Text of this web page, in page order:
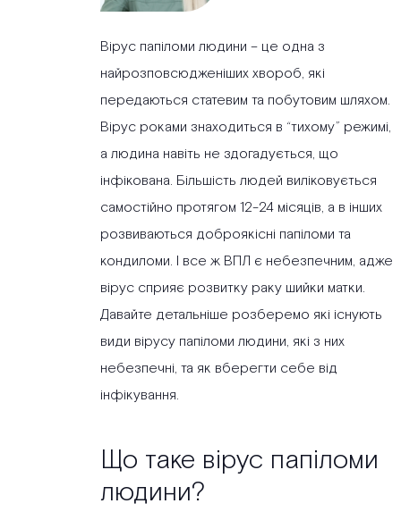
Вірус папіломи людини – це одна з
найрозповсюдженіших хвороб, які
передаються статевим та побутовим шляхом.
Вірус роками знаходиться в “тихому” режимі,
а людина навіть не здогадується, що
інфікована. Більшість людей виліковується
самостійно протягом 12-24 місяців, а в інших
розвиваються доброякісні папіломи та
кондиломи. І все ж ВПЛ є небезпечним, адже
вірус сприяє розвитку раку шийки матки.
Давайте детальніше розберемо які існують
види вірусу папіломи людини, які з них
небезпечні, та як вберегти себе від
інфікування.
Що таке вірус папіломи
людини?